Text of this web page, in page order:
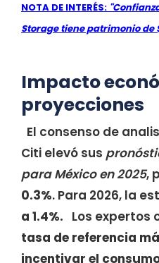
NOTA DE INTERÉS:
Storage tiene patrimonio de
Impacto
proyecciones
El consenso de
Citi elevó sus
para México en 2025,
0.3%. Para 2026, la
a 1.4%. Los expertos
tasa de referencia
incentivar el